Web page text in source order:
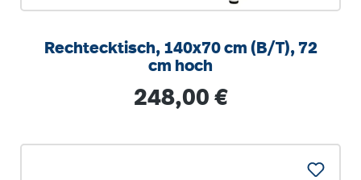
Rechtecktisch, 140x70 cm (B/T), 72
cm hoch
Regulärer Preis:
248,00 €